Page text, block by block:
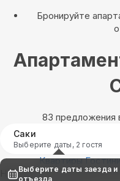
Бронируйте
83 предложения
Саки
Выберите даты, 2 гостя
Квартиры
Найдём, где
Выберите даты заезда и
отъезда